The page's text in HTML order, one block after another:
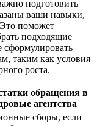
подготовить
ваши навыки,
поможет
подходящие
сформулировать
таким как условия
роста.
обращения в
агентства
сборы, если